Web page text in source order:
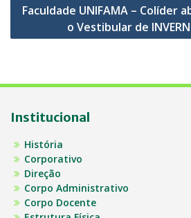
Faculdade UNIFAMA – Colíder
o Vestibular de
Institucional
História
Corporativo
Direção
Corpo Administrativo
Corpo Docente